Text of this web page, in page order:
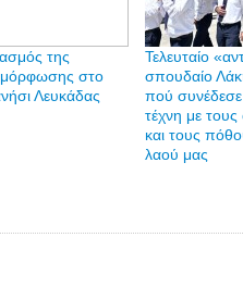
της
στο
Λευκάδας
Τελευταίο
σπουδαίο
πού
τέχνη με
και τους
λαού μας